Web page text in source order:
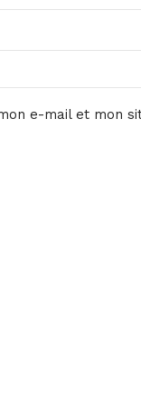
e-mail et mon